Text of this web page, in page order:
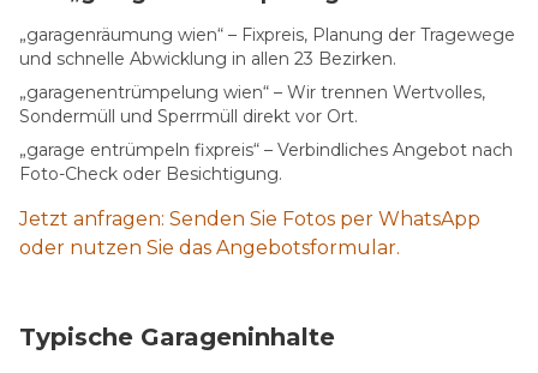
„garagenräumung wien“ – Fixpreis, Planung der Tragewege
und schnelle Abwicklung in allen 23 Bezirken.
„garagenentrümpelung wien“ – Wir trennen Wertvolles,
Sondermüll und Sperrmüll direkt vor Ort.
„garage entrümpeln fixpreis“ – Verbindliches Angebot nach
Foto-Check oder Besichtigung.
Jetzt anfragen: Senden Sie Fotos per WhatsApp
oder nutzen Sie das Angebotsformular.
Typische Garageninhalte